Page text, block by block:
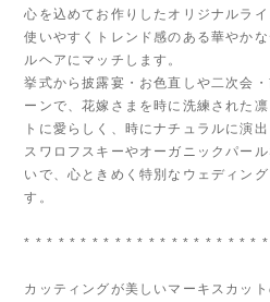
心を込めてお作りしたオリジナルライ
使いやすくトレンド感のある華やか
ルヘアにマッチします。
挙式から披露宴・お色直しや二次会
ーンで、花嫁さまを時に洗練された
トに愛らしく、時にナチュラルに演出
スワロフスキーやオーガニックパー
いで、心ときめく特別なウェディン
す。
* * * * * * * * * * * * * * * * * * * * * *
カッティングが美しいマーキスカッ